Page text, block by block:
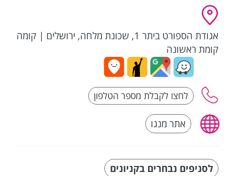
אגודת הספורט ביתר 1, שכונת מלחה, ירושלים | קומה
קומת ראשונה
אתר מנגו
לסניפים נבחרים בקניונים